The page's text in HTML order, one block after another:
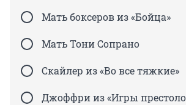
Мать боксеров из «Бойца»
Мать Тони Сопрано
Скайлер из «Во все тяжкие»
Джоффри из «Игры